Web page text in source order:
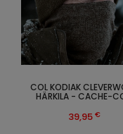
COL KODIAK
HÄRKILA - CACHE-
39,95 €